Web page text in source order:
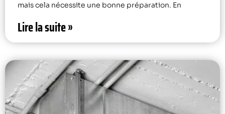
mais cela nécessite une bonne préparation. En
Lire la suite »